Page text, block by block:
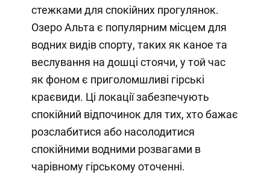
стежками для спокійних прогулянок.
Озеро Альта є популярним місцем для
водних видів спорту, таких як каное та
веслування на дошці стоячи, у той час
як фоном є приголомшливі гірські
краєвиди. Ці локації забезпечують
спокійний відпочинок для тих, хто бажає
розслабитися або насолодитися
спокійними водними розвагами в
чарівному гірському оточенні.